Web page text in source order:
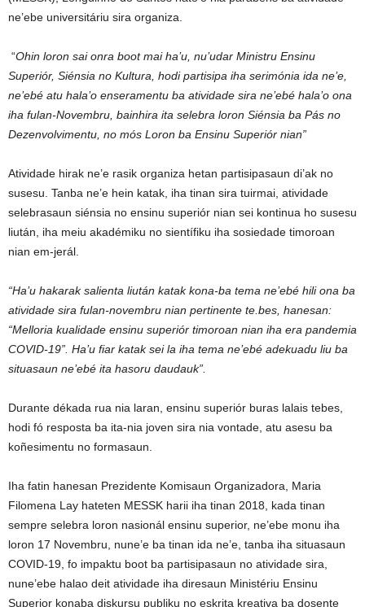
ne’ebe universitáriu sira organiza.
“Ohin loron sai onra boot mai ha’u, nu’udar Ministru Ensinu
Superiór, Siénsia no Kultura, hodi partisipa iha serimónia ida ne’e,
ne’ebé atu hala’o enseramentu ba atividade sira ne’ebé hala’o ona
iha fulan-Novembru, bainhira ita selebra loron Siénsia ba Pás no
Dezenvolvimentu, no mós Loron ba Ensinu Superiór nian”
Atividade hirak ne’e rasik organiza hetan partisipasaun di’ak no
susesu. Tanba ne’e hein katak, iha tinan sira tuirmai, atividade
selebrasaun siénsia no ensinu superiór nian sei kontinua ho susesu
liután, iha meiu akadémiku no sientífiku iha sosiedade timoroan
nian em-jerál.
“Ha’u hakarak salienta liután katak kona-ba tema ne’ebé hili ona ba
atividade sira fulan-novembru nian pertinente te.bes, hanesan:
“Melloria kualidade ensinu superiór timoroan nian iha era pandemia
COVID-19”. Ha’u fiar katak sei la iha tema ne’ebé adekuadu liu ba
situasaun ne’ebé ita hasoru daudauk”.
Durante dékada rua nia laran, ensinu superiór buras lalais tebes,
hodi fó resposta ba ita-nia joven sira nia vontade, atu asesu ba
koñesimentu no formasaun.
Iha fatin hanesan Prezidente Komisaun Organizadora, Maria
Filomena Lay hateten MESSK harii iha tinan 2018, kada tinan
sempre selebra loron nasionál ensinu superior, ne’ebe monu iha
loron 17 Novembru, nune’e ba tinan ida ne’e, tanba iha situasaun
COVID-19, fo impaktu boot ba partisipasaun no atividade sira,
nune’ebe halao deit atividade iha diresaun Ministériu Ensinu
Superior konaba diskursu publiku no eskrita kreativa ba dosente